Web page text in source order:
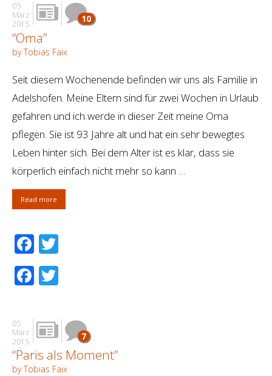
05
März
2015
10
“Oma”
by Tobias Faix
Seit diesem Wochenende befinden wir uns als Familie in
Adelshofen. Meine Eltern sind für zwei Wochen in Urlaub
gefahren und ich werde in dieser Zeit meine Oma
pflegen. Sie ist 93 Jahre alt und hat ein sehr bewegtes
Leben hinter sich. Bei dem Alter ist es klar, dass sie
körperlich einfach nicht mehr so kann …
Read more
Facebook
Facebook
05
März
2015
7
“Paris als Moment”
by Tobias Faix